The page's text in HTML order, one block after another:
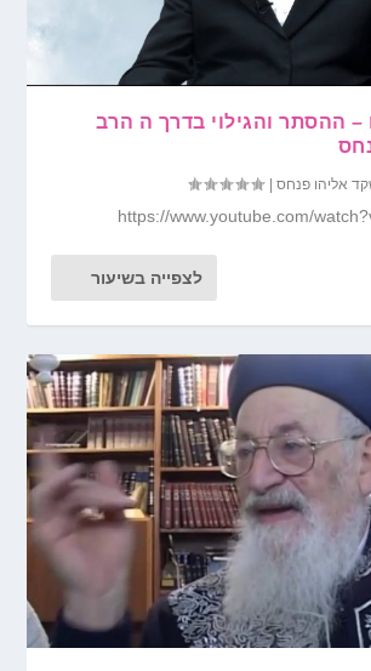
ההסתר והגילוי בדרך ה הרב
אליהו פנחס |
https://www.youtube.com/
לצפייה בשיעור